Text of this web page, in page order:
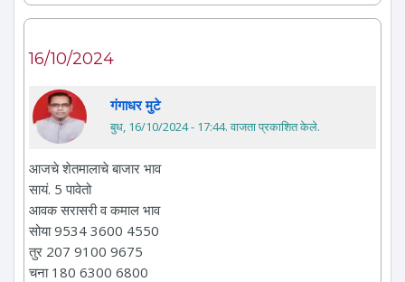
16/10/2024
गंगाधर मुटे
बुध, 16/10/2024 - 17:44. वाजता प्रकाशित केले.
आजचे शेतमालाचे बाजार भाव
सायं. 5 पावेतो
आवक सरासरी व कमाल भाव
सोया 9534 3600 4550
तुर 207 9100 9675
चना 180 6300 6800